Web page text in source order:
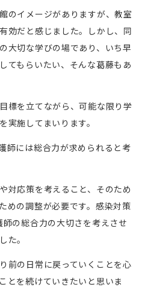
のイメージがありますが、教室
効だと感じました。しかし、同
大切な学びの場であり、いち早
てもらいたい、そんな葛藤もあ
標を立てながら、可能な限り学
実施してまいります。
師には総合力が求められると考
対応策を考えること、そのため
めの調整が必要です。感染対策
の総合力の大切さを考えさせ
た。
前の日常に戻っていくことを心
とを続けていきたいと思いま